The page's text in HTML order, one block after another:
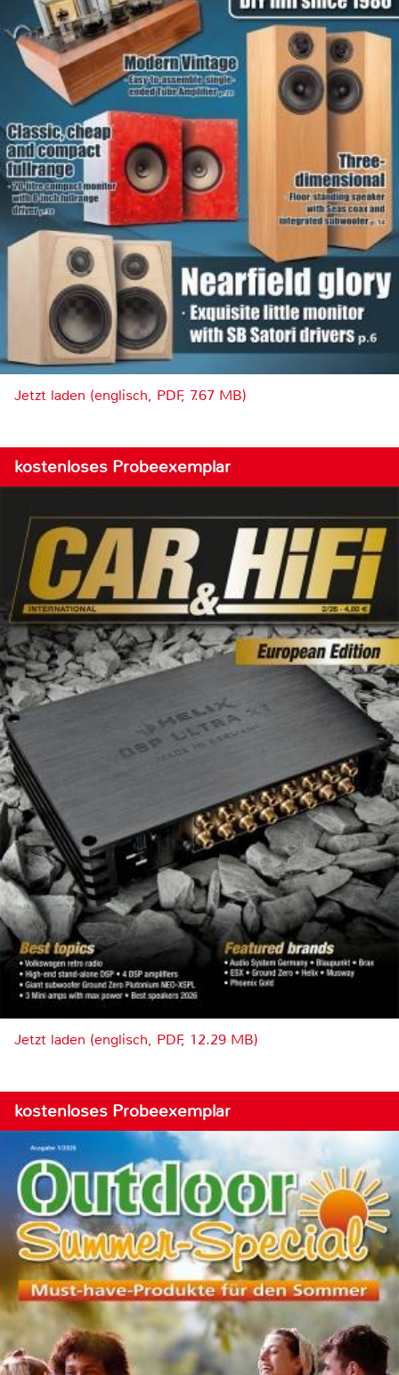
Jetzt laden (englisch, PDF, 7.67 MB)
kostenloses Probeexemplar
Jetzt laden (englisch, PDF, 12.29 MB)
kostenloses Probeexemplar